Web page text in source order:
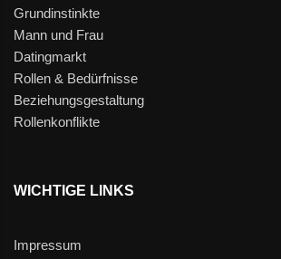
Grundinstinkte
Mann und Frau
Datingmarkt
Rollen & Bedürfnisse
Beziehungsgestaltung
Rollenkonflikte
WICHTIGE LINKS
Impressum